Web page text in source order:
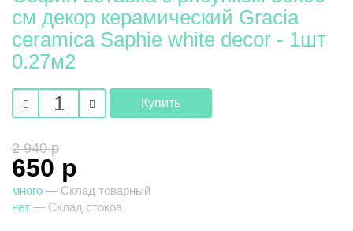
см декор керамический Gracia
ceramica Saphie white decor - 1шт
0.27м2
2 940 р
650 р
много — Склад товарный
нет — Склад стоков